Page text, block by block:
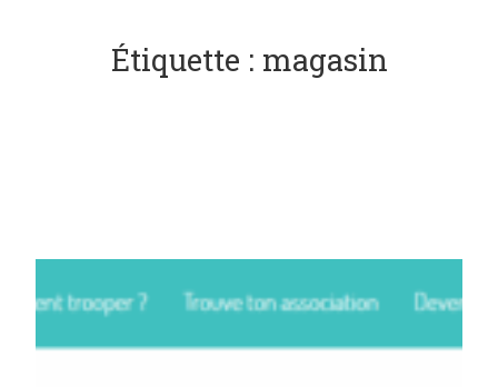
Étiquette : magasin